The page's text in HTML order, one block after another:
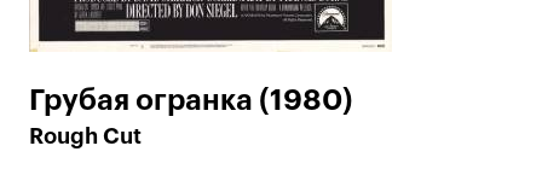
Грубая огранка (1980)
Rough Cut